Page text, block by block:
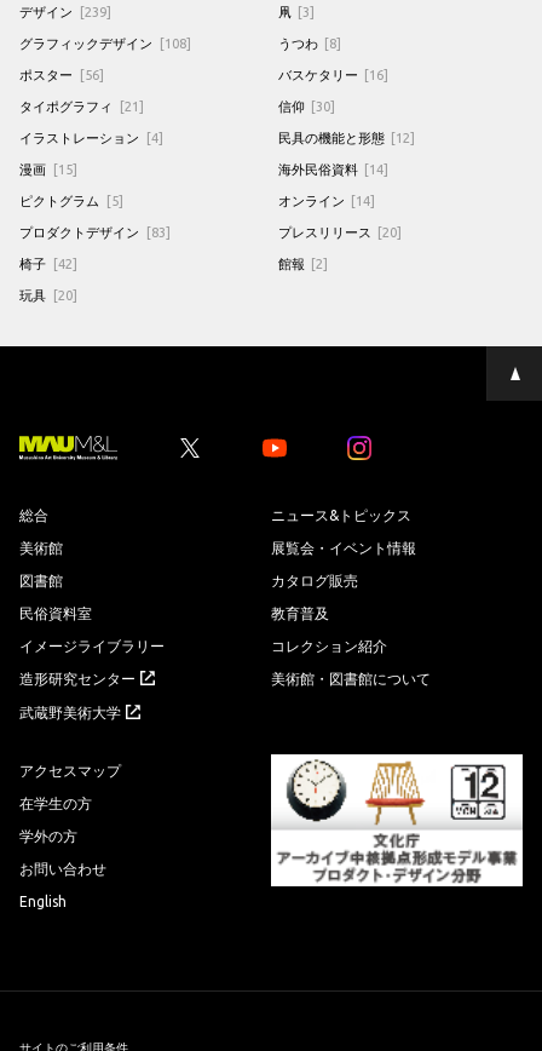
デザイン [239]
グラフィックデザイン [108]
ポスター [56]
タイポグラフィ [21]
イラストレーション [4]
漫画 [15]
ピクトグラム [5]
プロダクトデザイン [83]
椅子 [42]
玩具 [20]
凧 [3]
うつわ [8]
バスケタリー [16]
信仰 [30]
民具の機能と形態 [12]
海外民俗資料 [14]
オンライン [14]
プレスリリース [20]
館報 [2]
ペ
ー
Youtube Youtube
総合
美術館
図書館
民俗資料室
イメージライブラリー
造形研究センター
武蔵野美術大学
ニュース&トピックス
展覧会・イベント情報
カタログ販売
教育普及
コレクション紹介
美術館・図書館について
アクセスマップ
在学生の方
学外の方
お問い合わせ
English
サイトのご利用条件